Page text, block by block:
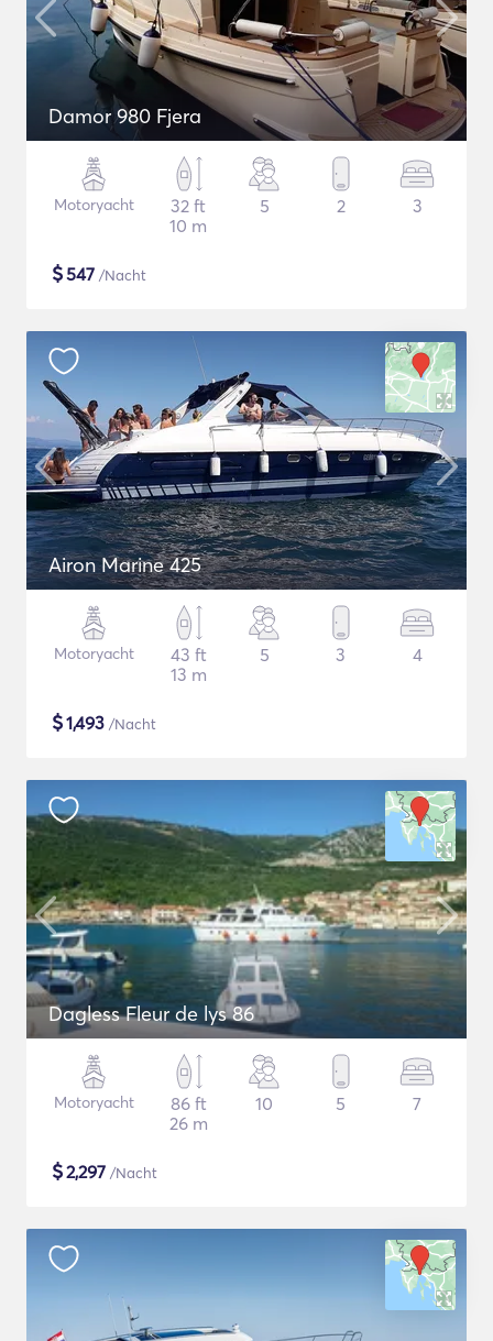
Damor 980 Fjera
Motoryacht
32 ft
10 m
5 2 3
$547 /Nacht
Airon Marine 425
Motoryacht
43 ft
13 m
5 3 4
$1,493 /Nacht
Dagless Fleur de lys 86
Motoryacht
86 ft
26 m
10 5 7
$2,297 /Nacht